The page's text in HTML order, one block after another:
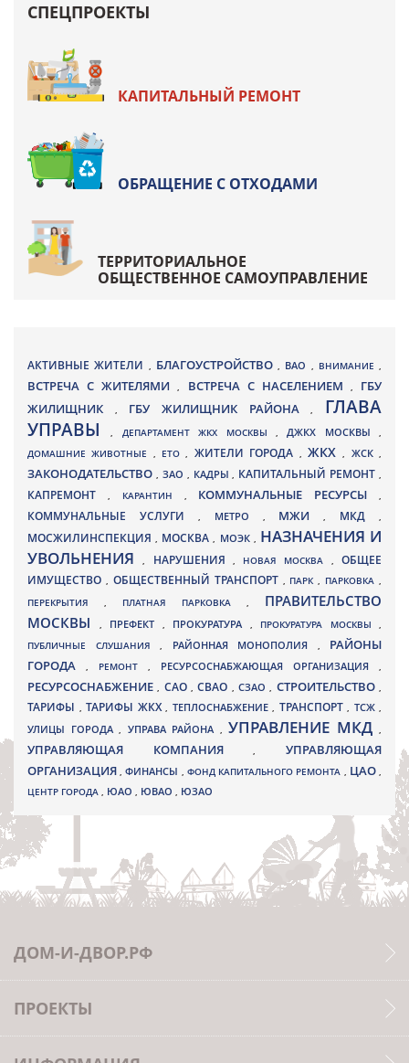
СПЕЦПРОЕКТЫ
КАПИТАЛЬНЫЙ РЕМОНТ
ОБРАЩЕНИЕ С ОТХОДАМИ
ТЕРРИТОРИАЛЬНОЕ
ОБЩЕСТВЕННОЕ САМОУПРАВЛЕНИЕ
АКТИВНЫЕ ЖИТЕЛИ , БЛАГОУСТРОЙСТВО , ВАО , ВНИМАНИЕ ,
ВСТРЕЧА С ЖИТЕЛЯМИ, ВСТРЕЧА С НАСЕЛЕНИЕМ , ГБУ
ЖИЛИЩНИК
, ГБУ ЖИЛИЩНИК РАЙОНА, ГЛАВА
УПРАВЫ, ДЕПАРТАМЕНТ ЖКХ МОСКВЫ ,ДЖКХ МОСКВЫ ,
ДОМАШНИЕ ЖИВОТНЫЕ , ЕТО, ЖИТЕЛИ ГОРОДА , ЖКХ, ЖСК,
ЗАКОНОДАТЕЛЬСТВО , ЗАО , КАДРЫ, КАПИТАЛЬНЫЙ РЕМОНТ ,
КАПРЕМОНТ , КАРАНТИН , КОММУНАЛЬНЫЕ РЕСУРСЫ,
КОММУНАЛЬНЫЕ УСЛУГИ , МЕТРО , МЖИ, МКД ,
МОСЖИЛИНСПЕКЦИЯ, МОСКВА , МОЭК , НАЗНАЧЕНИЯ И
УВОЛЬНЕНИЯ, НАРУШЕНИЯ , НОВАЯ МОСКВА ,ОБЩЕЕ
ИМУЩЕСТВО , ОБЩЕСТВЕННЫЙ ТРАНСПОРТ , ПАРК, ПАРКОВКА ,
ПЕРЕКРЫТИЯ , ПЛАТНАЯ ПАРКОВКА , ПРАВИТЕЛЬСТВО
МОСКВЫ
, ПРЕФЕКТ , ПРОКУРАТУРА , ПРОКУРАТУРА МОСКВЫ ,
ПУБЛИЧНЫЕ СЛУШАНИЯ , РАЙОННАЯ МОНОПОЛИЯ , РАЙОНЫ
ГОРОДА
, РЕМОНТ , РЕСУРСОСНАБЖАЮЩАЯ ОРГАНИЗАЦИЯ ,
РЕСУРСОСНАБЖЕНИЕ, САО,СВАО ,СЗАО, СТРОИТЕЛЬСТВО,
ТАРИФЫ , ТАРИФЫ ЖКХ , ТЕПЛОСНАБЖЕНИЕ , ТРАНСПОРТ , ТСЖ ,
УЛИЦЫ ГОРОДА , УПРАВА РАЙОНА , УПРАВЛЕНИЕ МКД ,
УПРАВЛЯЮЩАЯ КОМПАНИЯ,УПРАВЛЯЮЩАЯ
ОРГАНИЗАЦИЯ,ФИНАНСЫ , ФОНД КАПИТАЛЬНОГО РЕМОНТА , ЦАО,
ЦЕНТР ГОРОДА , ЮАО , ЮВАО , ЮЗАО
ДОМ-И-ДВОР.РФ
ПРОЕКТЫ